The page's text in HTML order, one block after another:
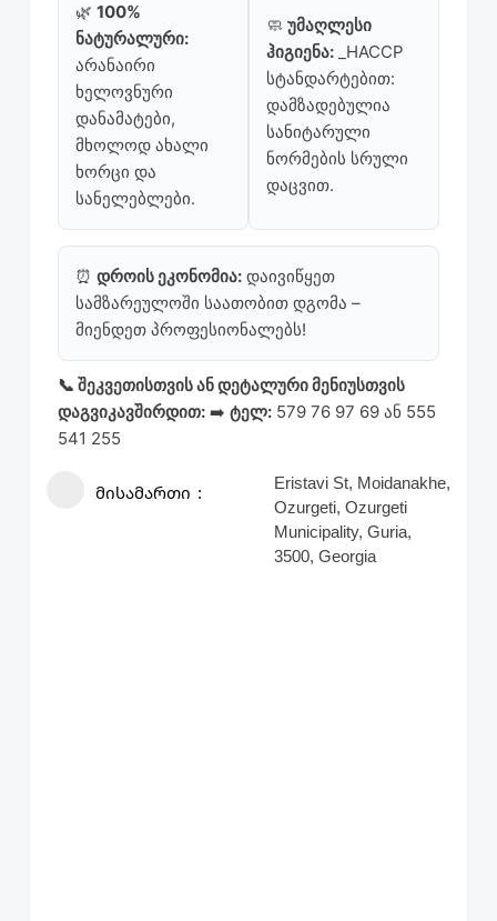
🌿 100%
ნატურალური:
არანაირი
ხელოვნური
დანამატები,
მხოლოდ ახალი
ხორცი და
სანელებლები.
🧼 უმაღლესი
ჰიგიენა: _HACCP
სტანდარტებით:
დამზადებულია
სანიტარული
ნორმების სრული
დაცვით.
⏰ დროის ეკონომია: დაივიწყეთ
სამზარეულოში საათობით დგომა –
მიენდეთ პროფესიონალებს!
📞 შეკვეთისთვის ან დეტალური მენიუსთვის
დაგვიკავშირდით: ➡️ ტელ: 579 76 97 69 ან 555
541 255
მისამართი
Eristavi St, Moidanakhe,
Ozurgeti, Ozurgeti
Municipality, Guria,
3500, Georgia